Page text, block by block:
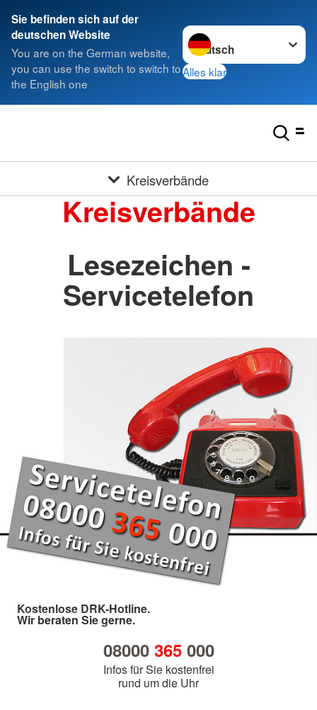
Sie befinden sich auf der
deutschen Website
You are on the German website,
you can use the switch to switch to
the English one
Sprache wechseln zu
Alles klar
Kreisverbände
Kreisverbände
Lesezeichen -
Servicetelefon
Kostenlose DRK-Hotline.
Wir beraten Sie gerne.
08000 365000
Infos für Sie kostenfrei
rund um die Uhr